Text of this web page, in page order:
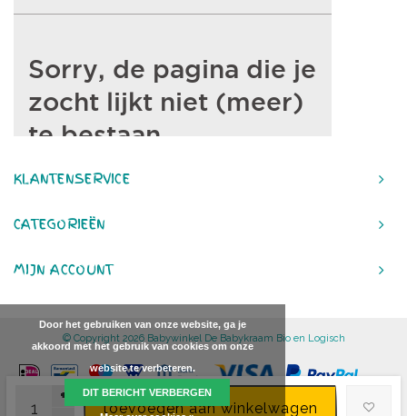
+
toevoegen aan winkelwagen
KLANTENSERVICE
CATEGORIEËN
MIJN ACCOUNT
© Copyright 2026 Babywinkel De Babykraam Bio en Logisch
Door het gebruiken van onze website, ga je
akkoord met het gebruik van cookies om onze
website te verbeteren.
DIT BERICHT VERBERGEN